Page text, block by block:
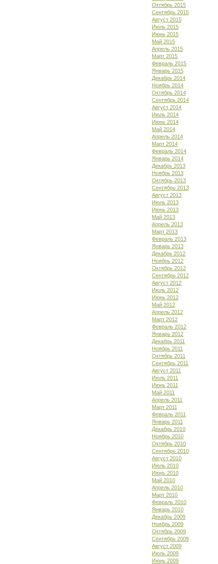
Октябрь 2015
Сентябрь 2015
Август 2015
Июль 2015
Июнь 2015
Май 2015
Апрель 2015
Март 2015
Февраль 2015
Январь 2015
Декабрь 2014
Ноябрь 2014
Октябрь 2014
Сентябрь 2014
Август 2014
Июль 2014
Июнь 2014
Май 2014
Апрель 2014
Март 2014
Февраль 2014
Январь 2014
Декабрь 2013
Ноябрь 2013
Октябрь 2013
Сентябрь 2013
Август 2013
Июль 2013
Июнь 2013
Май 2013
Апрель 2013
Март 2013
Февраль 2013
Январь 2013
Декабрь 2012
Ноябрь 2012
Октябрь 2012
Сентябрь 2012
Август 2012
Июль 2012
Июнь 2012
Май 2012
Апрель 2012
Март 2012
Февраль 2012
Январь 2012
Декабрь 2011
Ноябрь 2011
Октябрь 2011
Сентябрь 2011
Август 2011
Июль 2011
Июнь 2011
Май 2011
Апрель 2011
Март 2011
Февраль 2011
Январь 2011
Декабрь 2010
Ноябрь 2010
Октябрь 2010
Сентябрь 2010
Август 2010
Июль 2010
Июнь 2010
Май 2010
Апрель 2010
Март 2010
Февраль 2010
Январь 2010
Декабрь 2009
Ноябрь 2009
Октябрь 2009
Сентябрь 2009
Август 2009
Июль 2009
Июнь 2009